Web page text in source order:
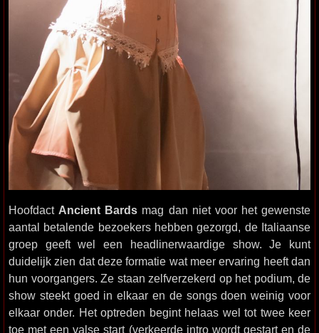
Hoofdact Ancient Bards mag dan niet voor het gewenste
aantal betalende bezoekers hebben gezorgd, de Italiaanse
groep geeft wel een headlinerwaardige show. Je kunt
duidelijk zien dat deze formatie wat meer ervaring heeft dan
hun voorgangers. Ze staan zelfverzekerd op het podium, de
show steekt goed in elkaar en de songs doen weinig voor
elkaar onder. Het optreden begint helaas wel tot twee keer
toe met een valse start (verkeerde intro wordt gestart en de